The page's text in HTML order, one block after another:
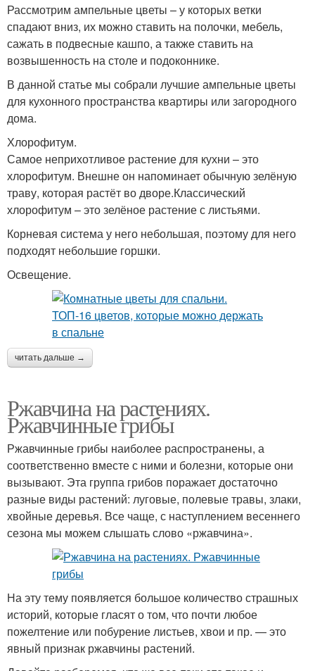
Рассмотрим ампельные цветы – у которых ветки
спадают вниз, их можно ставить на полочки, мебель,
сажать в подвесные кашпо, а также ставить на
возвышенность на столе и подоконнике.
В данной статье мы собрали лучшие ампельные цветы
для кухонного пространства квартиры или загородного
дома.
Хлорофитум.
Самое неприхотливое растение для кухни – это
хлорофитум. Внешне он напоминает обычную зелёную
траву, которая растёт во дворе.Классический
хлорофитум – это зелёное растение с листьями.
Корневая система у него небольшая, поэтому для него
подходят небольшие горшки.
Освещение.
читать дальше →
Ржавчина на растениях.
Ржавчинные грибы
Ржавчинные грибы наиболее распространены, а
соответственно вместе с ними и болезни, которые они
вызывают. Эта группа грибов поражает достаточно
разные виды растений: луговые, полевые травы, злаки,
хвойные деревья. Все чаще, с наступлением весеннего
сезона мы можем слышать слово «ржавчина».
На эту тему появляется большое количество страшных
историй, которые гласят о том, что почти любое
пожелтение или побурение листьев, хвои и пр. — это
явный признак ржавчины растений.